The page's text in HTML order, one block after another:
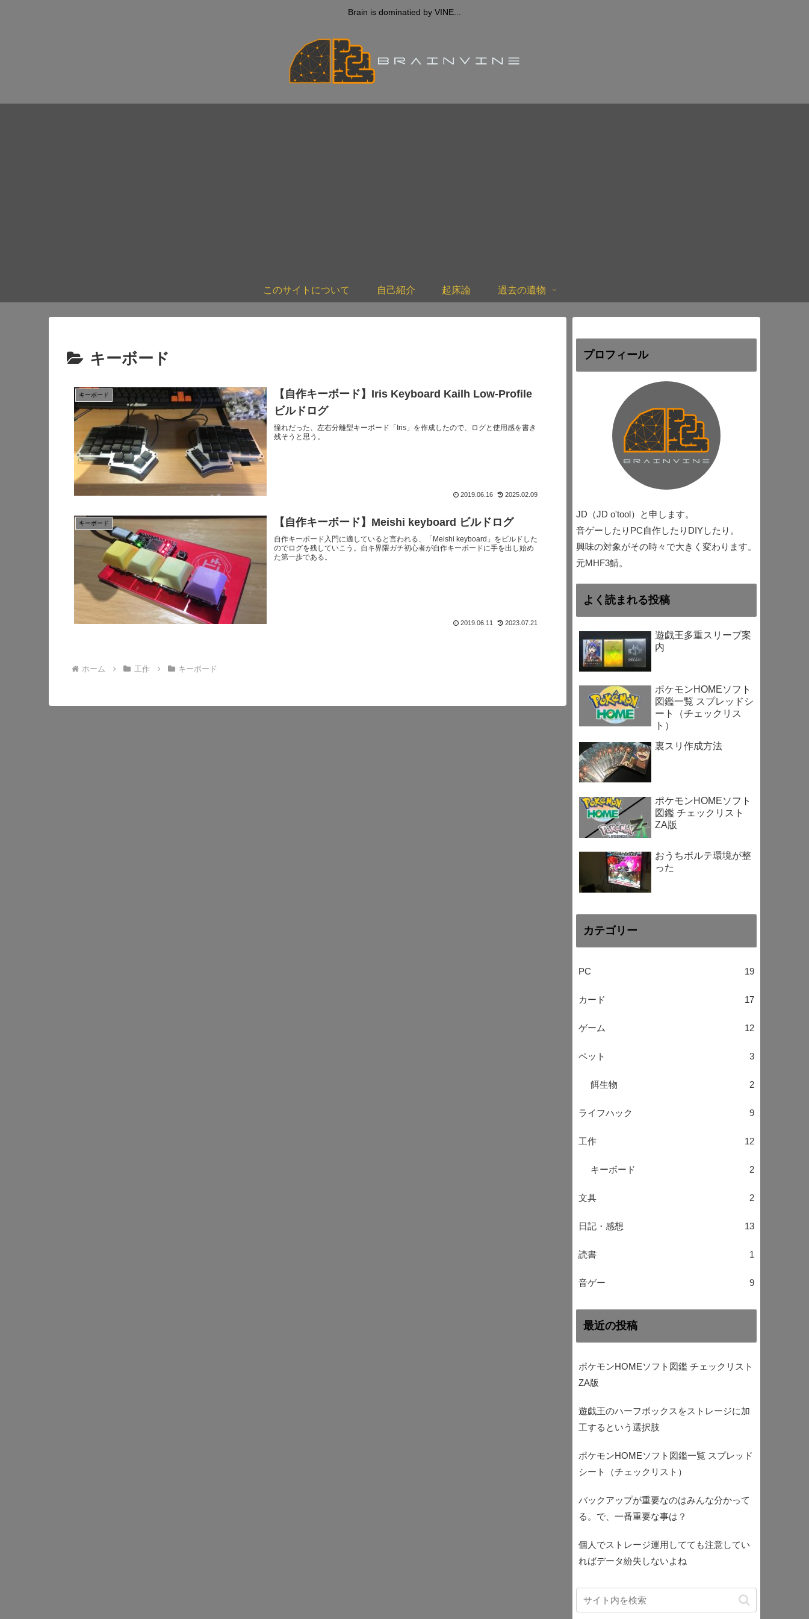
Brain is dominatied by VINE...
このサイトについて 自己紹介 起床論 過去の遺物
キーボード
キーボード
【自作キーボード】Iris Keyboard Kailh Low-Profile
ビルドログ
憧れだった、左右分離型キーボード「Iris」を作成したので、ログと使用感を書き
残そうと思う。
2019.06.16 2025.02.09
キーボード 【自作キーボード】Meishi keyboard ビルドログ
自作キーボード入門に適していると言われる、「Meishi keyboard」をビルドした
のでログを残していこう。自キ界隈ガチ初心者が自作キーボードに手を出し始め
た第一歩である。
2019.06.11 2023.07.21
ホーム 工作 キーボード
プロフィール
JD（JD o'tool）と申します。
音ゲーしたりPC自作したりDIYしたり。
興味の対象がその時々で大きく変わります。
元MHF3鯖。
よく読まれる投稿
遊戯王多重スリーブ案
内
ポケモンHOMEソフト
図鑑一覧 スプレッドシ
ート（チェックリス
ト）
裏スリ作成方法
ポケモンHOMEソフト
図鑑 チェックリスト
ZA版
おうちボルテ環境が整
った
カテゴリー
PC 19
カード 17
ゲーム 12
ペット 3
餌生物 2
ライフハック 9
工作 12
キーボード 2
文具 2
日記・感想 13
読書 1
音ゲー 9
最近の投稿
ポケモンHOMEソフト図鑑 チェックリスト
ZA版
遊戯王のハーフボックスをストレージに加
工するという選択肢
ポケモンHOMEソフト図鑑一覧 スプレッド
シート（チェックリスト）
バックアップが重要なのはみんな分かって
る。で、一番重要な事は？
個人でストレージ運用してても注意してい
ればデータ紛失しないよね